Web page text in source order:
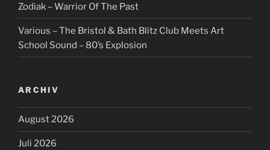
Zodiak – Warrior Of The Past
Various – The Bristol & Bath Blitz Club Meets Art
School Sound – 80’s Explosion
ARCHIV
August 2026
Juli 2026